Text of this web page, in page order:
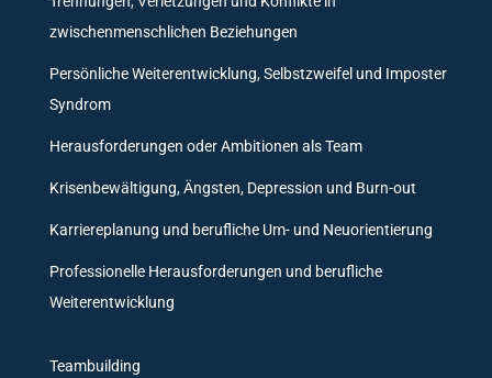
zwischenmenschlichen Beziehungen
Persönliche Weiterentwicklung, Selbstzweifel und Imposter
Syndrom
Herausforderungen oder Ambitionen als Team
Krisenbewältigung, Ängsten, Depression und Burn-out
Karriereplanung und berufliche Um- und Neuorientierung
Professionelle Herausforderungen und berufliche
Weiterentwicklung
Teambuilding